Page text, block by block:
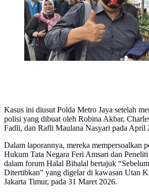
Kasus ini diusut Polda Metro Jaya setelah
polisi yang dibuat oleh Robina Akbar,
Fadli, dan Rafli Maulana Nasyari pada April
Dalam laporannya, mereka mempersoalkan
Hukum Tata Negara Feri Amsari dan
dalam forum Halal Bihalal bertajuk
Ditertibkan” yang digelar di kawasan Utan
Jakarta Timur, pada 31 Maret 2026.